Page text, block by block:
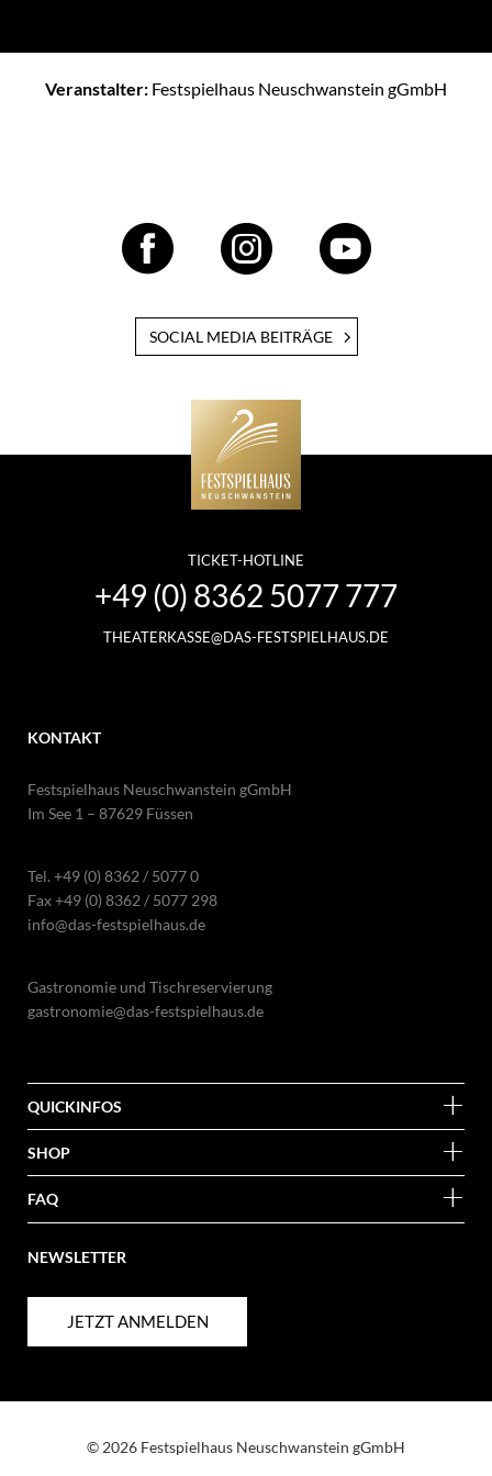
Veranstalter: Festspielhaus Neuschwanstein gGmbH
SOCIAL MEDIA BEITRÄGE
TICKET-HOTLINE
+49 (0) 8362 5077 777
THEATERKASSE@DAS-FESTSPIELHAUS.DE
KONTAKT
Festspielhaus Neuschwanstein gGmbH
Im See 1 – 87629 Füssen
Tel. +49 (0) 8362 / 5077 0
Fax +49 (0) 8362 / 5077 298
info@das-festspielhaus.de
Gastronomie und Tischreservierung
gastronomie@das-festspielhaus.de
QUICKINFOS
SHOP
FAQ
NEWSLETTER
JETZT ANMELDEN
© 2026 Festspielhaus Neuschwanstein gGmbH